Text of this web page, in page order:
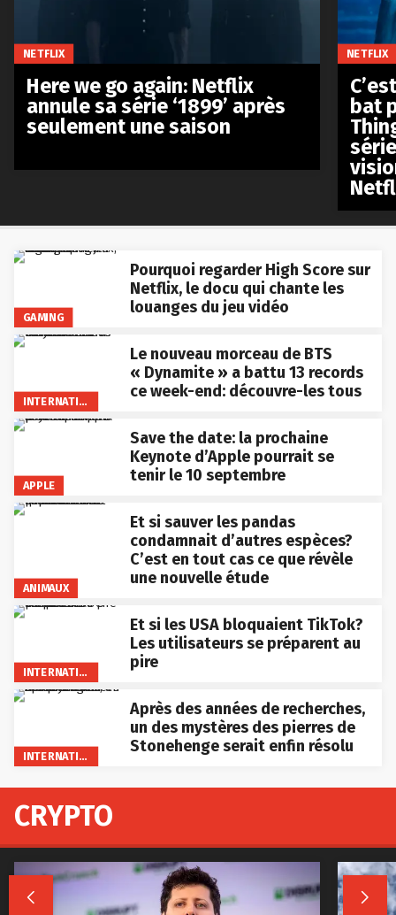
GAMING
Pourquoi regarder High Score sur
Netflix, le docu qui chante les
louanges du jeu vidéo
INTERNATIONAL
Le nouveau morceau de BTS
« Dynamite » a battu 13 records
ce week-end: découvre-les tous
APPLE
Save the date: la prochaine
Keynote d’Apple pourrait se
tenir le 10 septembre
ANIMAUX
Et si sauver les pandas
condamnait d’autres espèces?
C’est en tout cas ce que révèle
une nouvelle étude
INTERNATIONAL
Et si les USA bloquaient TikTok?
Les utilisateurs se préparent au
pire
INTERNATIONAL
Après des années de recherches,
un des mystères des pierres de
Stonehenge serait enfin résolu
NETFLIX
Here we go again: Netflix
annule sa série ‘1899’ après
seulement une saison
NETFLIX
bat
CRYPTO
 